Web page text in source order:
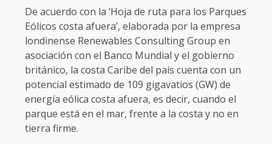
De acuerdo con la ‘Hoja de ruta para los Parques
Eólicos costa afuera’, elaborada por la empresa
londinense Renewables Consulting Group en
asociación con el Banco Mundial y el gobierno
británico, la costa Caribe del país cuenta con un
potencial estimado de 109 gigavatios (GW) de
energía eólica costa afuera, es decir, cuando el
parque está en el mar, frente a la costa y no en
tierra firme.